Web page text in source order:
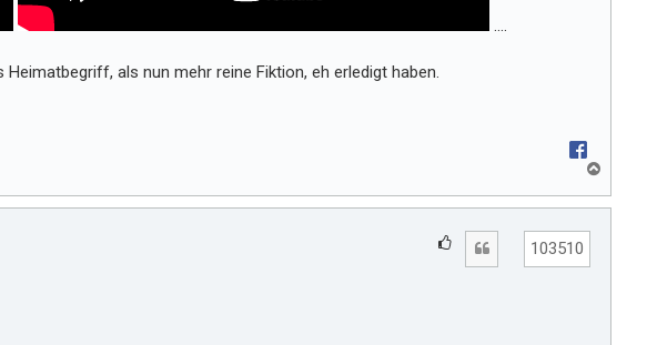
....
als nun mehr reine Fiktion, eh erledigt haben.
c
103510